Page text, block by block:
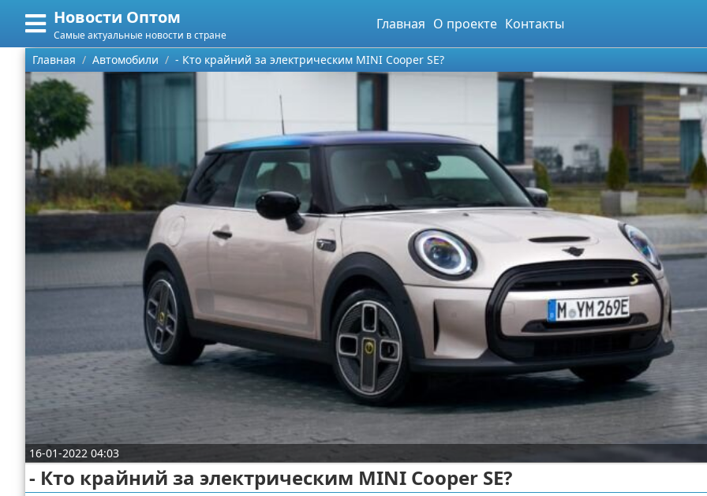
Новости Оптом
Самые актуальные новости в стране
Главная О проекте Контакты
Меню
Главная
Категории
Информационные технологии
Автомобили
Знаменитости
Экономика
Разное
Поиск
О проекте
Контакты
Размещение рекламы
Для правообладателей
Условия предоставления информации
Отказ от ответственности
Главная Автомобили - Кто крайний за электрическим MINI Cooper SE?
16-01-2022 04:03
- Кто крайний за электрическим MINI Cooper SE?